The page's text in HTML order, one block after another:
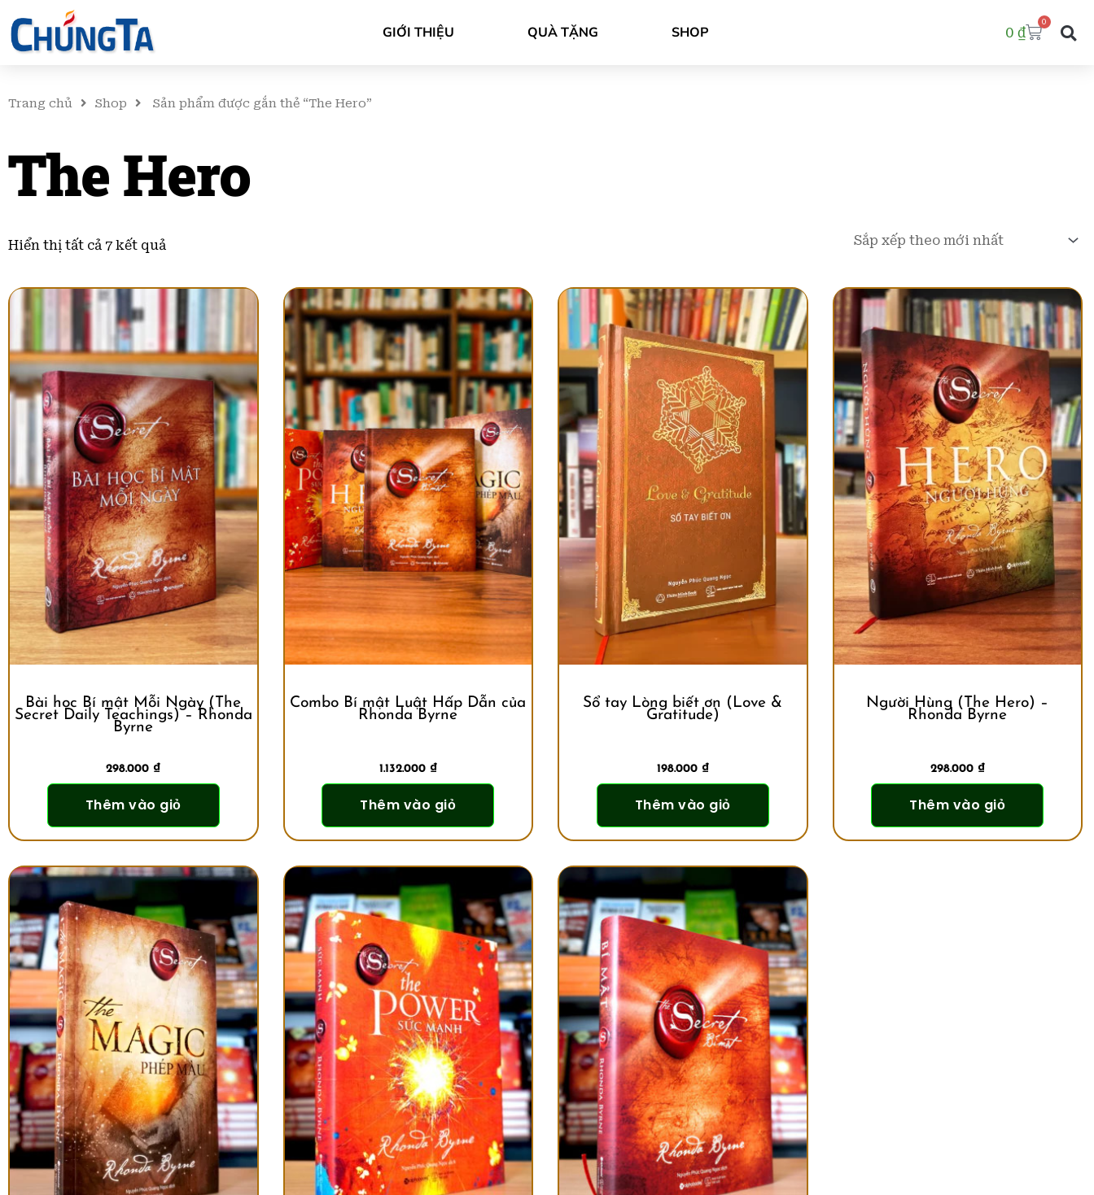
GIỚI THIỆU QUÀ TẶNG SHOP 0 ₫
0
Cart
Trang chủ Shop Sản phẩm được gắn thẻ “The Hero”
The Hero
Hiển thị tất cả 7 kết quả
Bài học Bí mật Mỗi Ngày (The
Secret Daily Teachings) – Rhonda
Byrne
298.000 ₫
Thêm vào giỏ
Combo Bí mật Luật Hấp Dẫn của
Rhonda Byrne
1.132.000 ₫
Thêm vào giỏ
Sổ tay Lòng biết ơn (Love &
Gratitude)
198.000 ₫
Thêm vào giỏ
Người Hùng (The Hero) –
Rhonda Byrne
298.000 ₫
Thêm vào giỏ